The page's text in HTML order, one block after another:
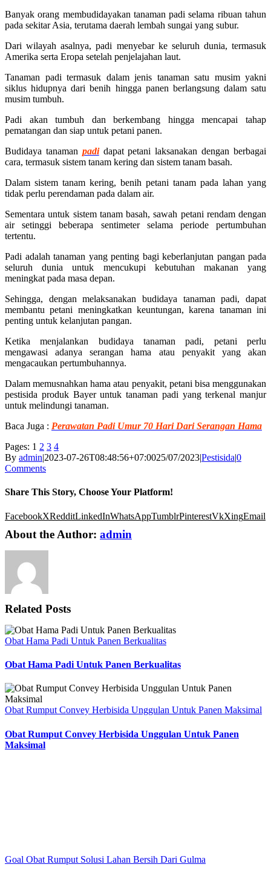
Banyak orang membudidayakan tanaman padi selama ribuan tahun
pada sekitar Asia, terutama daerah lembah sungai yang subur.
Dari wilayah asalnya, padi menyebar ke seluruh dunia, termasuk
Amerika serta Eropa setelah penjelajahan laut.
Tanaman padi termasuk dalam jenis tanaman satu musim yakni
siklus hidupnya dari benih hingga panen berlangsung dalam satu
musim tumbuh.
Padi akan tumbuh dan berkembang hingga mencapai tahap
pematangan dan siap untuk petani panen.
Budidaya tanaman padidapat petani laksanakan dengan berbagai
cara, termasuk sistem tanam kering dan sistem tanam basah.
Dalam sistem tanam kering, benih petani tanam pada lahan yang
tidak perlu perendaman pada dalam air.
Sementara untuk sistem tanam basah, sawah petani rendam dengan
air setinggi beberapa sentimeter selama periode pertumbuhan
tertentu.
Padi adalah tanaman yang penting bagi keberlanjutan pangan pada
seluruh dunia untuk mencukupi kebutuhan makanan yang
meningkat pada masa depan.
Sehingga, dengan melaksanakan budidaya tanaman padi, dapat
membantu petani meningkatkan keuntungan, karena tanaman ini
penting untuk kelanjutan pangan.
Ketika menjalankan budidaya tanaman padi, petani perlu
mengawasi adanya serangan hama atau penyakit yang akan
mengacaukan pertumbuhannya.
Dalam memusnahkan hama atau penyakit, petani bisa menggunakan
pestisida produk Bayer untuk tanaman padi yang terkenal manjur
untuk melindungi tanaman.
Baca Juga : Perawatan Padi Umur 70 Hari Dari Serangan Hama
Pages: 1 2 3 4
By admin|2023-07-26T08:48:56+07:0025/07/2023|Pestisida|0
Comments
Share This Story, Choose Your Platform!
FacebookXRedditLinkedInWhatsAppTumblrPinterestVkXingEmail
About the Author: admin
Related Posts
Obat Hama Padi Untuk Panen Berkualitas
Obat Hama Padi Untuk Panen Berkualitas
Obat Rumput Convey Herbisida Unggulan Untuk Panen Maksimal
Obat Rumput Convey Herbisida Unggulan Untuk Panen
Maksimal
Goal Obat Rumput Solusi Lahan Bersih Dari Gulma